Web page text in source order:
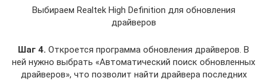
Выбираем Realtek High Definition для обновления
драйверов
Шаг 4. Откроется программа обновления драйверов. В
ней нужно выбрать «Автоматический поиск обновленных
драйверов», что позволит найти драйвера последних